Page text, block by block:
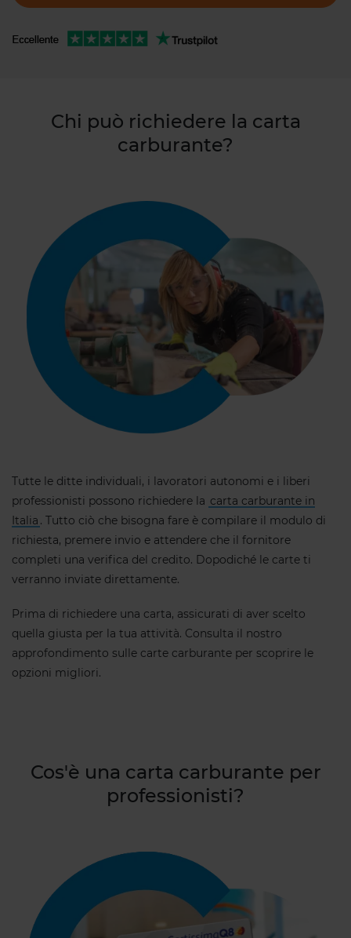
Chi può richiedere la carta
carburante?
Tutte le ditte individuali, i lavoratori autonomi e i liberi
professionisti possono richiedere la carta carburante in
Italia . Tutto ciò che bisogna fare è compilare il modulo di
richiesta, premere invio e attendere che il fornitore
completi una verifica del credito. Dopodiché le carte ti
verranno inviate direttamente.
Prima di richiedere una carta, assicurati di aver scelto
quella giusta per la tua attività. Consulta il nostro
approfondimento sulle carte carburante per scoprire le
opzioni migliori.
Cos'è una carta carburante per
professionisti?